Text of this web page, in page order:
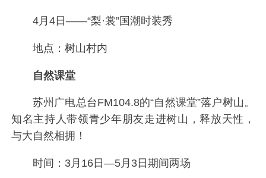
4月4日——“梨·裳”国潮时装秀
地点：树山村内
自然课堂
苏州广电总台FM104.8的“自然课堂”落户树山。
知名主持人带领青少年朋友走进树山，释放天性，
与大自然相拥！
时间：3月16日—5月3日期间两场